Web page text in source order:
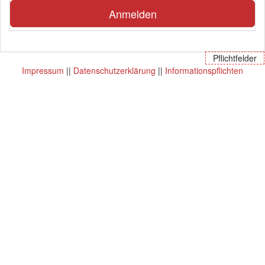
Anmelden
Pflichtfelder
Impressum || Datenschutzerklärung || Informationspflichten